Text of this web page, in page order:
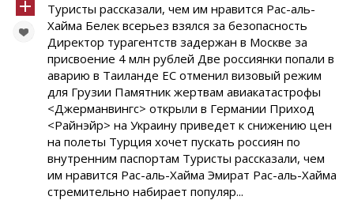
Туристы рассказали, чем им нравится Рас-аль-
Хайма Белек всерьез взялся за безопасность
Директор турагентств задержан в Москве за
присвоение 4 млн рублей Две россиянки попали в
аварию в Таиланде ЕС отменил визовый режим
для Грузии Памятник жертвам авиакатастрофы
<Джерманвингс> открыли в Германии Приход
<Райнэйр> на Украину приведет к снижению цен
на полеты Турция хочет пускать россиян по
внутренним паспортам Туристы рассказали, чем
им нравится Рас-аль-Хайма Эмират Рас-аль-Хайма
стремительно набирает популяр...